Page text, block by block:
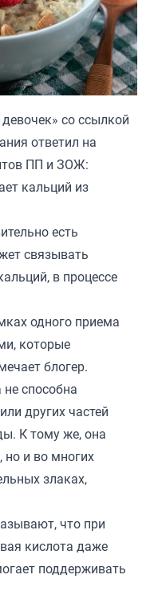
» со ссылкой
ответил на
ПП и ЗОЖ:
кальций из
есть
связывать
в процессе
одного приема
которые
блогер.
способна
других частей
К тому же, она
но и во многих
злаках,
что при
кислота даже
поддерживать